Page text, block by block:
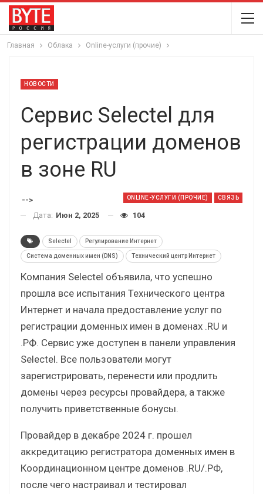
Главная Облака Online-услуги (прочие)
НОВОСТИ
Сервис Selectel для
регистрации доменов
в зоне RU
ONLINE-УСЛУГИ (ПРОЧИЕ) СВЯЗЬ
-->
Дата: Июн 2, 2025 104
Selectel Регулирование Интернет
Система доменных имен (DNS) Технический центр Интернет
Компания Selectel объявила, что успешно
прошла все испытания Технического центра
Интернет и начала предоставление услуг по
регистрации доменных имен в доменах .RU и
.РФ. Сервис уже доступен в панели управления
Selectel. Все пользователи могут
зарегистрировать, перенести или продлить
домены через ресурсы провайдера, а также
получить приветственные бонусы.
Провайдер в декабре 2024 г. прошел
аккредитацию регистратора доменных имен в
Координационном центре доменов .RU/.РФ,
после чего настраивал и тестировал